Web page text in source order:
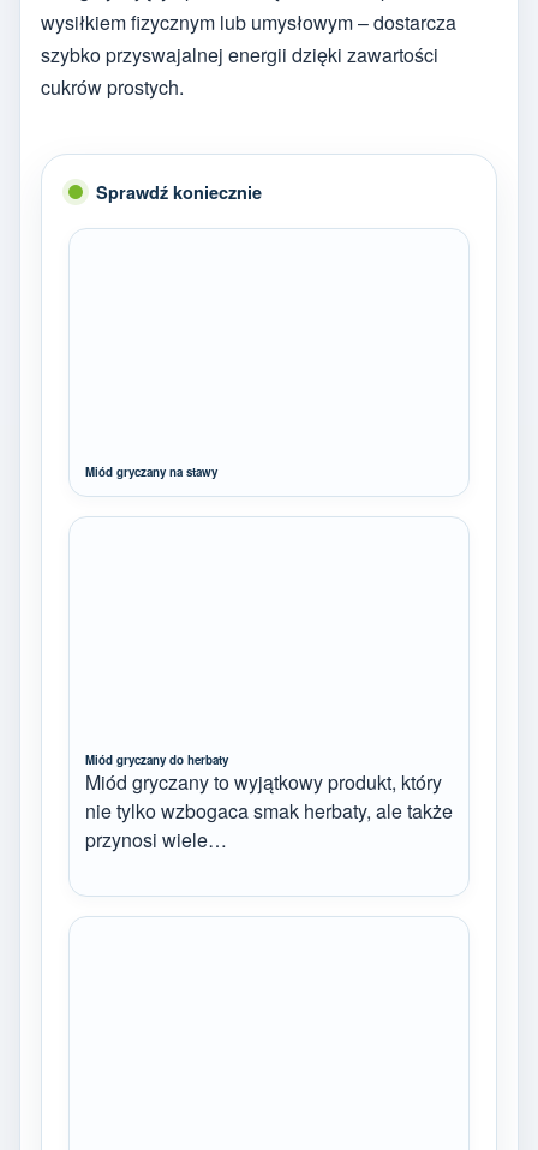
wysiłkiem fizycznym lub umysłowym – dostarcza
szybko przyswajalnej energii dzięki zawartości
cukrów prostych.
Sprawdź koniecznie
Miód gryczany na stawy
Miód gryczany do herbaty
Miód gryczany to wyjątkowy produkt, który
nie tylko wzbogaca smak herbaty, ale także
przynosi wiele…